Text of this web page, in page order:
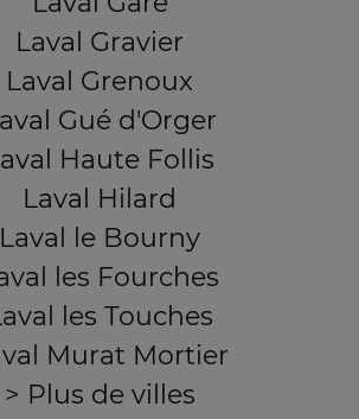
Laval Gravier
Laval Grenoux
Gué d'Orger
Haute Follis
Laval Hilard
Laval le Bourny
les Fourches
les Touches
Murat Mortier
> Plus de villes